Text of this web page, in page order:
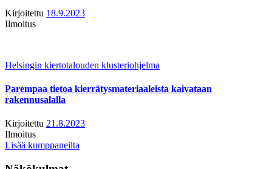
Kirjoitettu 18.9.2023
Ilmoitus
Helsingin kiertotalouden klusteriohjelma
Parempaa tietoa kierrätysmateriaaleista kaivataan
rakennusalalla
Kirjoitettu 21.8.2023
Ilmoitus
Lisää kumppaneilta